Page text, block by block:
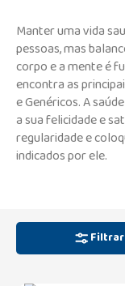
Manter uma vida
pessoas, mas
corpo e a mente é
encontra as
e Genéricos. A
a sua felicidade e
regularidade e
indicados por ele.
Filtrar